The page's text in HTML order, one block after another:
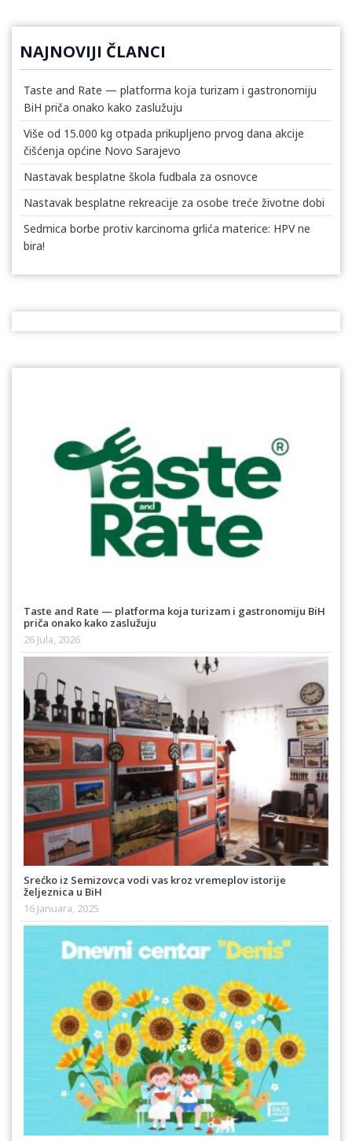
NAJNOVIJI ČLANCI
Taste and Rate — platforma koja turizam i gastronomiju
BiH priča onako kako zaslužuju
Više od 15.000 kg otpada prikupljeno prvog dana akcije
čišćenja općine Novo Sarajevo
Nastavak besplatne škola fudbala za osnovce
Nastavak besplatne rekreacije za osobe treće životne dobi
Sedmica borbe protiv karcinoma grlića materice: HPV ne
bira!
Taste and Rate — platforma koja turizam i gastronomiju BiH
priča onako kako zaslužuju
26 Jula, 2026
Srećko iz Semizovca vodi vas kroz vremeplov istorije
željeznica u BiH
16 Januara, 2025